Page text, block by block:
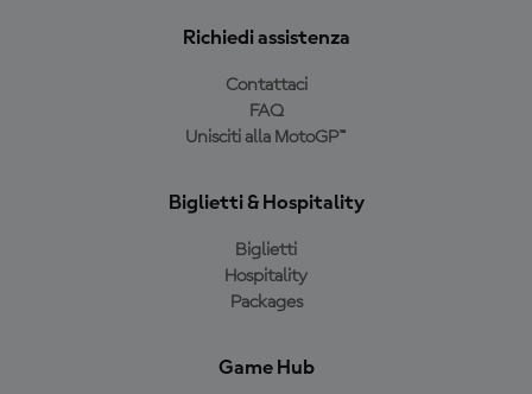
Richiedi assistenza
Contattaci
FAQ
Unisciti alla MotoGP™
Biglietti & Hospitality
Biglietti
Hospitality
Packages
Game Hub